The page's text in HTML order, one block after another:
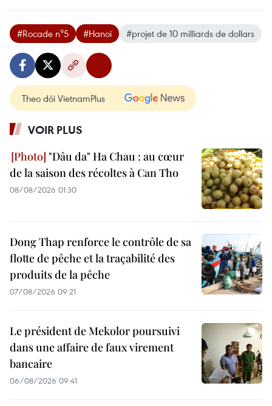
#Rocade n°5 #Hanoi #projet de 10 milliards de dollars
Theo dõi VietnamPlus
VOIR PLUS
"Dâu da" Ha Chau : au cœur
de la saison des récoltes à Can Tho
08/08/2026 01:30
Dong Thap renforce le contrôle de sa
flotte de pêche et la traçabilité des
produits de la pêche
07/08/2026 09:21
Le président de Mekolor poursuivi
dans une affaire de faux virement
bancaire
06/08/2026 09:41